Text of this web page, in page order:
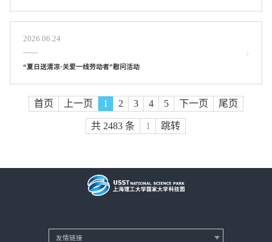
2026.06.24
“夏日送清凉·关爱一线劳动者”慰问活动
首页 上一页 1 2 3 4 5 下一页 尾页
共 2483 条 跳转